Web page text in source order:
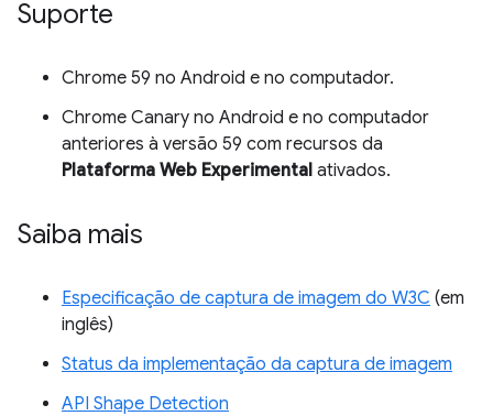
Suporte
Chrome 59 no Android e no computador.
Chrome Canary no Android e no computador
anteriores à versão 59 com recursos da
Plataforma Web Experimental ativados.
Saiba mais
Especificação de captura de imagem do W3C (em
inglês)
Status da implementação da captura de imagem
API Shape Detection